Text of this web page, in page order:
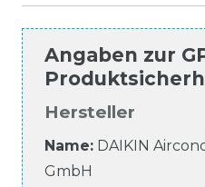
Angaben zur
Hersteller
Name: DAIKIN
GmbH